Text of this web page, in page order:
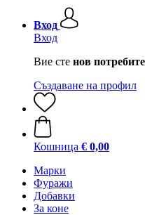
Вход
Вход
Вие сте нов
Създаване на профил
Кошница € 0,00
Марки
Фуражи
Добавки
За коне